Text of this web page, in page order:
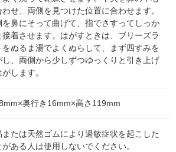
わせ、両側を見つけた位置に合わせます。
を鼻にそって曲げて、指でさすってしっか
接着させます。はがすときは、ブリーズラ
をぬるま湯でよくぬらして、まず四すみを
し、両側から少しずつゆっくりと引き上げ
します。
奥行き16mm×高さ119mm
または天然ゴムにより過敏症状を起こした
がある人は使用しないでください。